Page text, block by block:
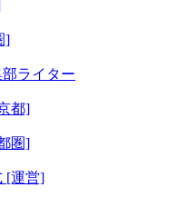
]
ライター
都]
圏]
[運営]